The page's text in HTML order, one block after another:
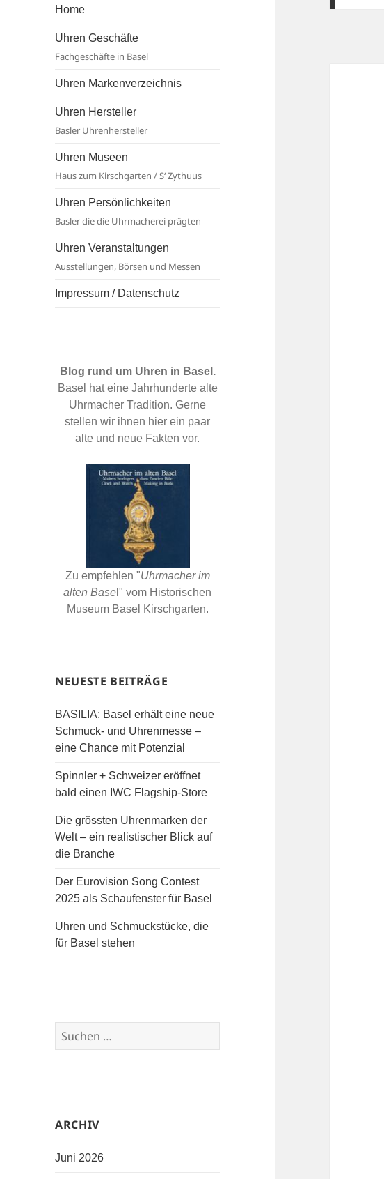
Basel
Home
Uhren Geschäfte
Fachgeschäfte in Basel
Uhren Markenverzeichnis
Uhren Hersteller
Basler Uhrenhersteller
Uhren Museen
Haus zum Kirschgarten / S‘ Zythuus
Uhren Persönlichkeiten
Basler die die Uhrmacherei prägten
Uhren Veranstaltungen
Ausstellungen, Börsen und Messen
Impressum / Datenschutz
Blog rund um Uhren in Basel.
Basel hat eine Jahrhunderte alte
Uhrmacher Tradition. Gerne
stellen wir ihnen hier ein paar
alte und neue Fakten vor.
Zu empfehlen "Uhrmacher im
alten Base l" vom Historischen
Museum Basel Kirschgarten.
NEUESTE BEITRÄGE
BASILIA: Basel erhält eine neue
Schmuck- und Uhrenmesse –
eine Chance mit Potenzial
Spinnler + Schweizer eröffnet
bald einen IWC Flagship-Store
Die grössten Uhrenmarken der
Welt – ein realistischer Blick auf
die Branche
Der Eurovision Song Contest
2025 als Schaufenster für Basel
Uhren und Schmuckstücke, die
für Basel stehen
ARCHIV
Juni 2026